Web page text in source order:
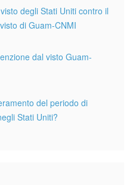
degli Stati Uniti contro il
di Guam-CNMI
dal visto Guam-
del periodo di
Stati Uniti?